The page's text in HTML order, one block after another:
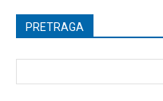
PRETRAGA